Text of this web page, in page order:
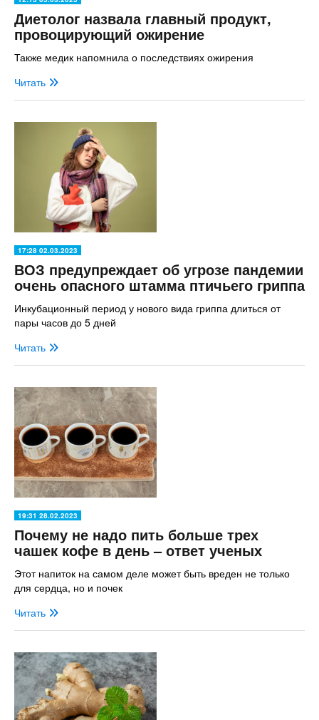
Диетолог назвала главный продукт,
провоцирующий ожирение
Также медик напомнила о последствиях ожирения
Читать
17:28 02.03.2023
ВОЗ предупреждает об угрозе пандемии
очень опасного штамма птичьего гриппа
Инкубационный период у нового вида гриппа длиться от
пары часов до 5 дней
Читать
19:31 28.02.2023
Почему не надо пить больше трех
чашек кофе в день – ответ ученых
Этот напиток на самом деле может быть вреден не только
для сердца, но и почек
Читать